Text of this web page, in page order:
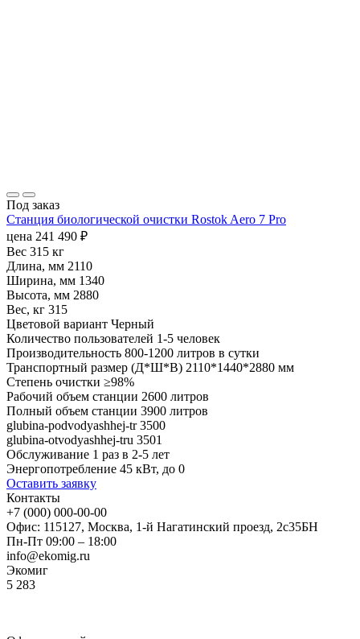
Под заказ
Станция биологической очистки Rostok Aero 7 Pro
цена 241 490 ₽
Вес 315 кг
Длина, мм 2110
Ширина, мм 1340
Высота, мм 2880
Вес, кг 315
Цветовой вариант Черный
Количество пользователей 1-5 человек
Производительность 800-1200 литров в сутки
Транспортный размер (Д*Ш*В) 2110*1440*2880 мм
Степень очистки ≥98%
Рабочий объем станции 2600 литров
Полный объем станции 3900 литров
glubina-podvodyashhej-tr 3500
glubina-otvodyashhej-tru 3501
Обслуживание 1 раз в 2-5 лет
Энергопотребление 45 кВт, до 0
Оставить заявку
Контакты
+7 (000) 000-00-00
Офис: 115127, Москва, 1-й Нагатинский проезд, 2с35БН
Пн-Пт 09:00 – 18:00
info@ekomig.ru
Экомиг
5 283